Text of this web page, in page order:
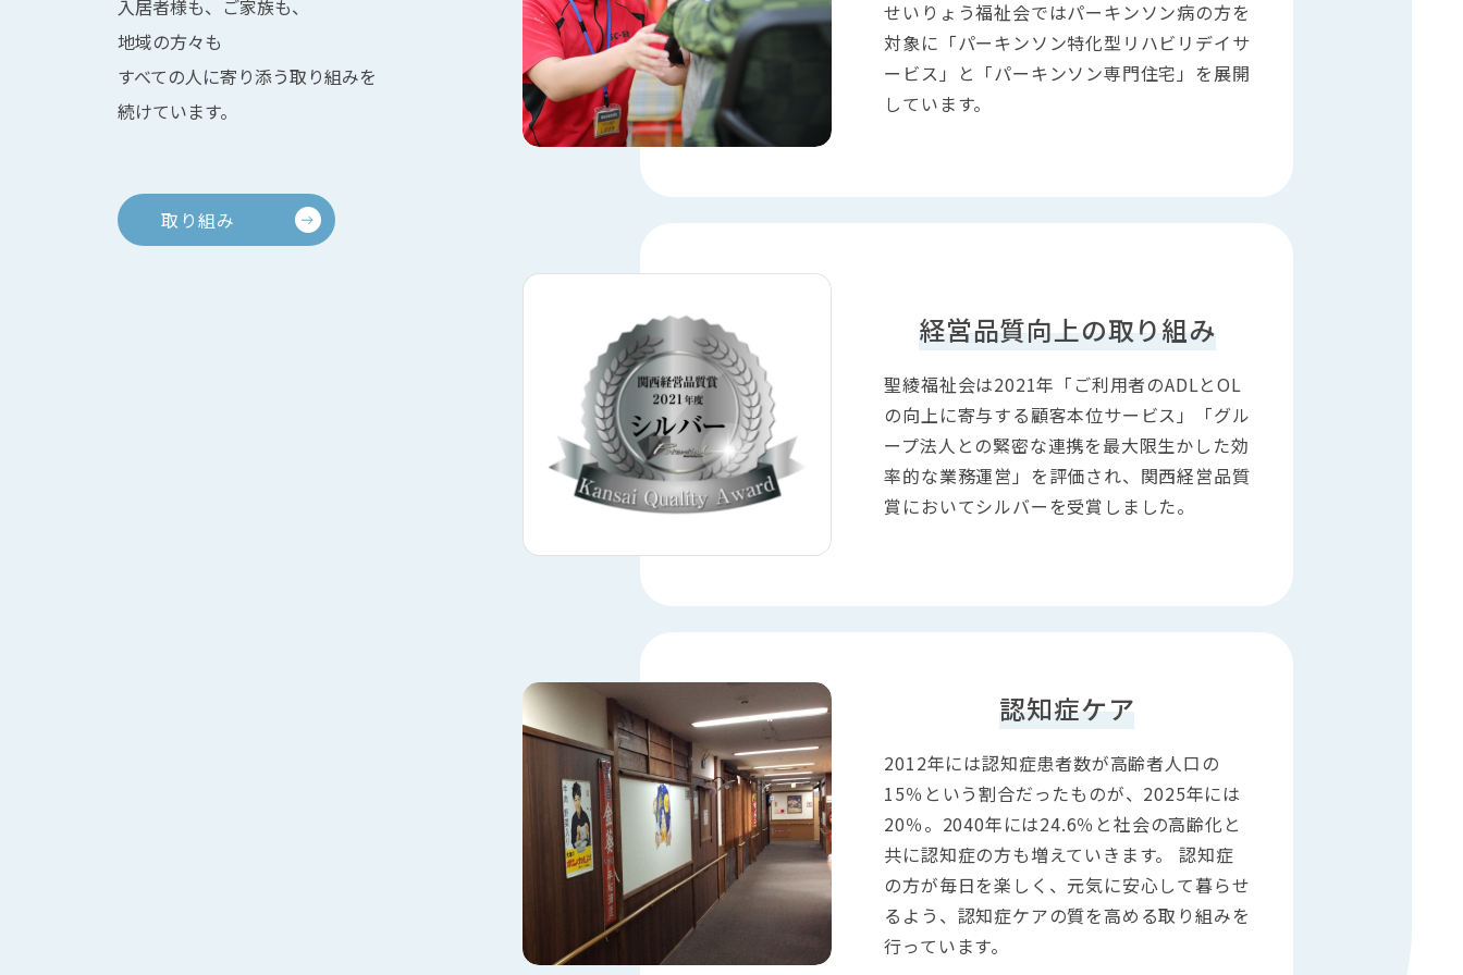
入居者様も、ご家族も、
地域の方々も
すべての人に寄り添う取り組みを
続けています。
取り組み
せいりょう福祉会ではパーキンソン病の方を
対象に「パーキンソン特化型リハビリデイサ
ービス」と「パーキンソン専門住宅」を展開
しています。
経営品質向上の取り組み
聖綾福祉会は2021年「ご利用者のADLとOL
の向上に寄与する顧客本位サービス」「グル
ープ法人との緊密な連携を最大限生かした効
率的な業務運営」を評価され、関西経営品質
賞においてシルバーを受賞しました。
認知症ケア
2012年には認知症患者数が高齢者人口の
15％という割合だったものが、2025年には
20％。2040年には24.6％と社会の高齢化と
共に認知症の方も増えていきます。 認知症
の方が毎日を楽しく、元気に安心して暮らせ
るよう、認知症ケアの質を高める取り組みを
行っています。